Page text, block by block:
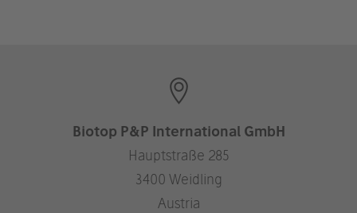
Biotop P&P International GmbH
Hauptstraße 285
3400 Weidling
Austria